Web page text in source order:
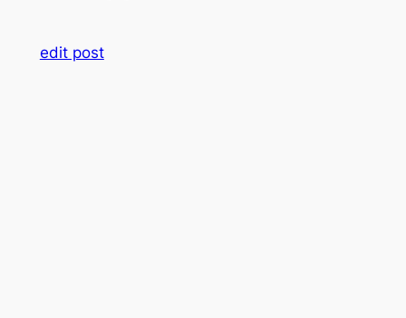
edit post